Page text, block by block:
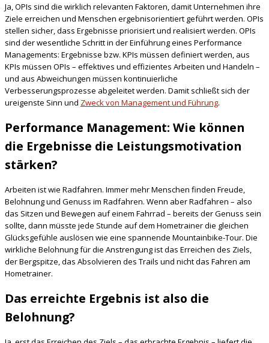
Ja, OPIs sind die wirklich relevanten Faktoren, damit Unternehmen ihre
Ziele erreichen und Menschen ergebnisorientiert geführt werden. OPIs
stellen sicher, dass Ergebnisse priorisiert und realisiert werden. OPIs
sind der wesentliche Schritt in der Einführung eines Performance
Managements: Ergebnisse bzw. KPIs müssen definiert werden, aus
KPIs müssen OPIs – effektives und effizientes Arbeiten und Handeln –
und aus Abweichungen müssen kontinuierliche
Verbesserungsprozesse abgeleitet werden. Damit schließt sich der
ureigenste Sinn und Zweck von Management und Führung.
Performance Management: Wie können
die Ergebnisse die Leistungsmotivation
stärken?
Arbeiten ist wie Radfahren. Immer mehr Menschen finden Freude,
Belohnung und Genuss im Radfahren. Wenn aber Radfahren – also
das Sitzen und Bewegen auf einem Fahrrad – bereits der Genuss sein
sollte, dann müsste jede Stunde auf dem Hometrainer die gleichen
Glücksgefühle auslösen wie eine spannende Mountainbike-Tour. Die
wirkliche Belohnung für die Anstrengung ist das Erreichen des Ziels,
der Bergspitze, das Absolvieren des Trails und nicht das Fahren am
Hometrainer.
Das erreichte Ergebnis ist also die
Belohnung?